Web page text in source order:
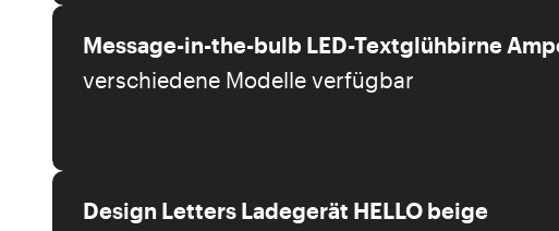
Message-in-the-bulb LED-Textglühbirne
verschiedene Modelle verfügbar
Design Letters Ladegerät HELLO beige